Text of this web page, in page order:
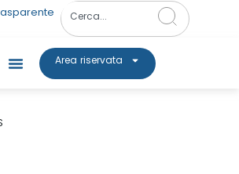
Area riservata